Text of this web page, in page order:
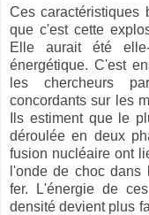
Ces caractéristiques
que c'est cette
Elle aurait été
énergétique. C'est
les chercheurs
concordants sur les
Ils estiment que le
déroulée en deux
fusion nucléaire ont
l'onde de choc dans
fer. L'énergie de
densité devient plus